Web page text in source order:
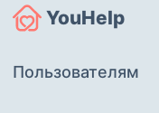
YouHelp
Пользователям